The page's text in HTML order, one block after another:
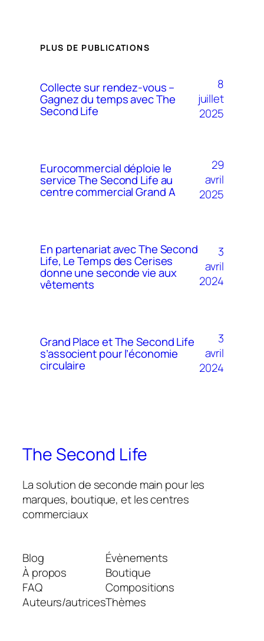
PLUS DE PUBLICATIONS
Collecte sur rendez-vous –
Gagnez du temps avec The
Second Life
8
juillet
2025
Eurocommercial déploie le
service The Second Life au
centre commercial Grand A
29
avril
2025
En partenariat avec The Second
Life, Le Temps des Cerises
donne une seconde vie aux
vêtements
3
avril
2024
Grand Place et The Second Life
s’associent pour l’économie
circulaire
3
avril
2024
The Second Life
La solution de seconde main pour les
marques, boutique, et les centres
commerciaux
Blog
À propos
FAQ
Auteurs/autrices
Évènements
Boutique
Compositions
Thèmes